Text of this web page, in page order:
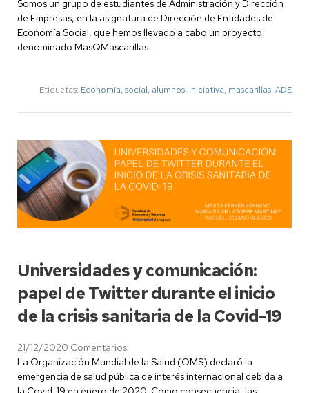
Somos un grupo de estudiantes de Administración y Dirección
de Empresas, en la asignatura de Dirección de Entidades de
Economía Social, que hemos llevado a cabo un proyecto
denominado MasQMascarillas.
Etiquetas: Economía, social, alumnos, iniciativa, mascarillas, ADE
Universidades y comunicación:
papel de Twitter durante el inicio
de la crisis sanitaria de la Covid-19
21/12/2020 Comentarios:
La Organización Mundial de la Salud (OMS) declaró la
emergencia de salud pública de interés internacional debida a